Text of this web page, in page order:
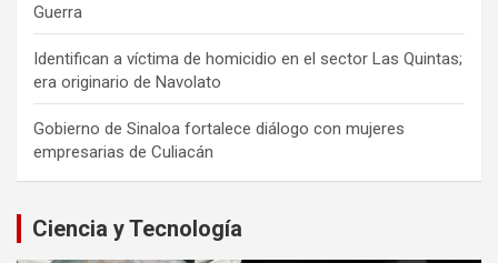
Guerra
Identifican a víctima de homicidio en el sector Las Quintas;
era originario de Navolato
Gobierno de Sinaloa fortalece diálogo con mujeres
empresarias de Culiacán
Ciencia y Tecnología